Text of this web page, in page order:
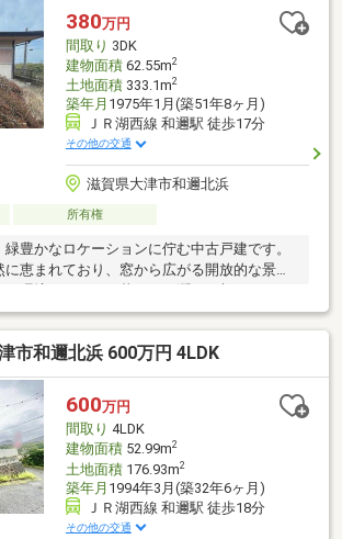
可（４３条許可 大土許８０２号の為、同規
で再建築可能）◎給湯（石油ボイラー）◎間
◎写真中の家具等は売買対象外
380万円
間取り 3DK
建物面積62.55m2
土地面積333.1m2
築年月 1975年1月(築51年8ヶ月)
ＪＲ湖西線 和邇駅 徒歩17分
その他の交通
滋賀県大津市和邇北浜
所有権
豊かなロケーションに佇む中古戸建です。
恵まれており、窓から広がる開放的な景色
、静かで落ち着いた環境での新生活をご検討
だきたい物件です。※当物件は市街化調整区
築許可や今後の利用条件（セカンドハウス
ついては詳細な確認が必要となります。最新
仕様、周辺環境など、気になる点は何でもご
担当のLIXIL不動産ショップ ピアライフの西
い合わせください。
市和邇北浜 600万円 4LDK
600万円
間取り 4LDK
建物面積52.99m2
土地面積176.93m2
築年月 1994年3月(築32年6ヶ月)
ＪＲ湖西線 和邇駅 徒歩18分
その他の交通